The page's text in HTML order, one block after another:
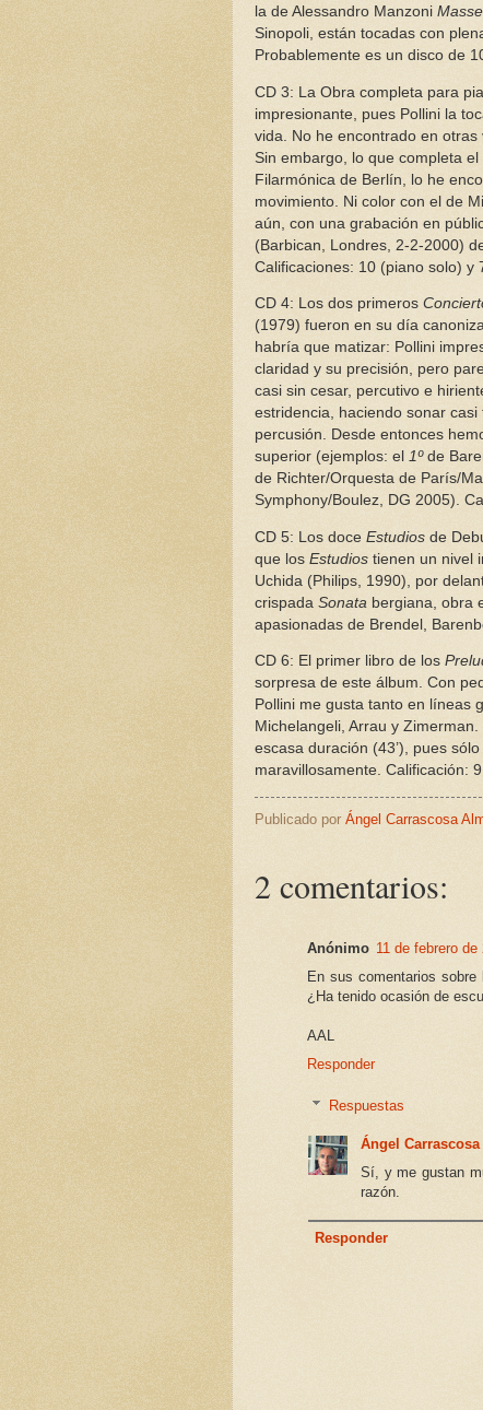
la de Alessandro Manzoni
Sinopoli, están tocadas con
Probablemente es un disco de
CD 3: La Obra completa para
impresionante, pues Pollini la
vida. No he encontrado en
Sin embargo, lo que completa el
Filarmónica de Berlín, lo he
movimiento. Ni color con el de
aún, con una grabación en
(Barbican, Londres, 2-2-2000)
Calificaciones: 10 (piano solo) y
CD 4: Los dos primeros
(1979) fueron en su día
habría que matizar: Pollini
claridad y su precisión, pero
casi sin cesar, percutivo e
estridencia, haciendo sonar
percusión. Desde entonces
superior (ejemplos: el 1ºde
de Richter/Orquesta de París/
Symphony/Boulez, DG 2005).
CD 5: Los doce Estudios de
que los Estudios tienen un nivel
Uchida (Philips, 1990), por
crispada Sonata bergiana, obra
apasionadas de Brendel,
CD 6: El primer libro de los
sorpresa de este álbum. Con
Pollini me gusta tanto en líneas
Michelangeli, Arrau y
escasa duración (43’), pues
maravillosamente. Calificación:
Publicado por Ángel Carrascosa
2 comentarios:
Anónimo 11 de febrero
En sus comentarios sobre
¿Ha tenido ocasión de
AAL
Responder
Respuestas
Ángel
Sí, y me gustan
razón.
Responder